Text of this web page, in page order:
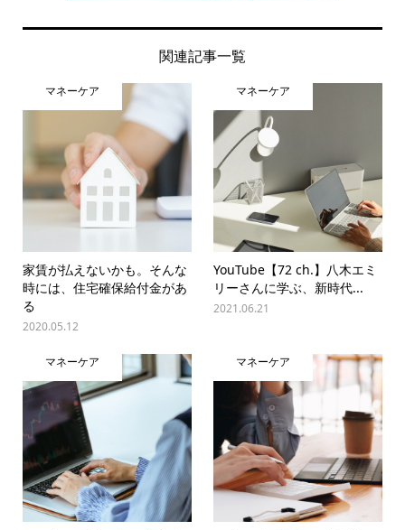
関連記事一覧
マネーケア
家賃が払えないかも。そんな
時には、住宅確保給付金があ
る
2020.05.12
マネーケア
YouTube【72 ch.】八木エミ
リーさんに学ぶ、新時代...
2021.06.21
マネーケア マネーケア